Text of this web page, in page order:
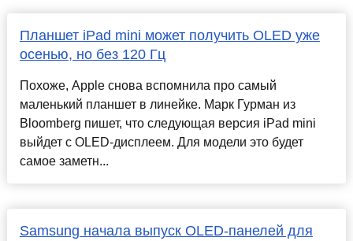
Планшет iPad mini может получить OLED уже
осенью, но без 120 Гц
Похоже, Apple снова вспомнила про самый
маленький планшет в линейке. Марк Гурман из
Bloomberg пишет, что следующая версия iPad mini
выйдет с OLED-дисплеем. Для модели это будет
самое заметн...
Samsung начала выпуск OLED-панелей для